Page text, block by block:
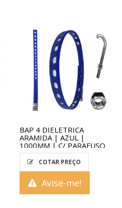
BAP 4 DIELETRICA
ARAMIDA | AZUL |
1000MM | C/ PARAFUSO
E...
COTAR PREÇO
Avise-me!